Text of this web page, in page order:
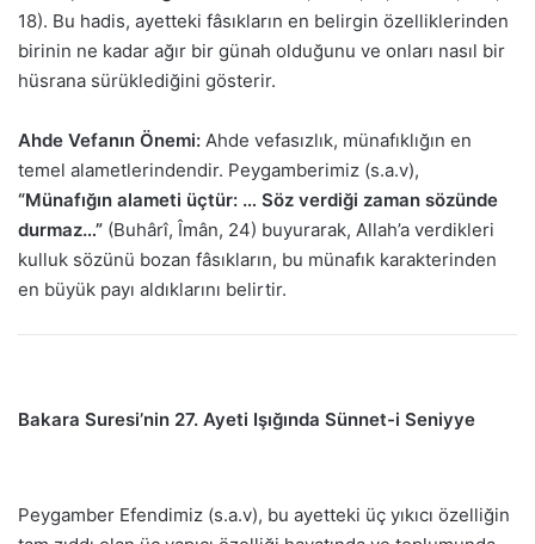
18). Bu hadis, ayetteki fâsıkların en belirgin özelliklerinden
birinin ne kadar ağır bir günah olduğunu ve onları nasıl bir
hüsrana sürüklediğini gösterir.
Ahde Vefanın Önemi: Ahde vefasızlık, münafıklığın en
temel alametlerindendir. Peygamberimiz (s.a.v),
“Münafığın alameti üçtür: … Söz verdiği zaman sözünde
durmaz…” (Buhârî, Îmân, 24) buyurarak, Allah’a verdikleri
kulluk sözünü bozan fâsıkların, bu münafık karakterinden
en büyük payı aldıklarını belirtir.
Bakara Suresi’nin 27. Ayeti Işığında Sünnet-i Seniyye
Peygamber Efendimiz (s.a.v), bu ayetteki üç yıkıcı özelliğin